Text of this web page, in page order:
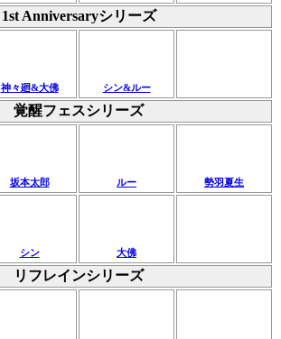
1st Anniversaryシリーズ
神々廻&大佛 シン&ルー
覚醒フェスシリーズ
坂本太郎 ルー 勢羽夏生
シン 大佛
リフレインシリーズ